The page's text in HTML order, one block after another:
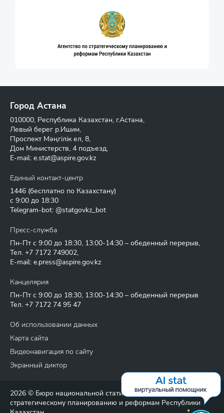
Город Астана
010000, Республика Казахстан, г.Астана,
Левый берег р.Ишим,
Проспект Мәңгілік ел, 8,
Дом Министерств, 4 подъезд,
E-mail: e.stat@aspire.gov.kz
Единый контакт-центр
1446 (бесплатно по Казахстану)
с 9:00 до 18:30
Telegram-bot: @statgovkz_bot
Пресс-служба
Пн-Пт с 9:00 до 18:30, 13:00-14:30 – обеденный перерыв,
Тел. +7 7172 749002,
E-mail: e.press@aspire.gov.kz
Канцелярия
Пн-Пт с 9:00 до 18:30, 13:00-14:30 – обеденный перерыв
Тел. +7 7172 74 95 47
Об использовании данных
Карта сайта
Видеонавигация по сайту
Экранный диктор
2026 © Бюро национальной статистики Агентства по
стратегическому планированию и реформам Республики